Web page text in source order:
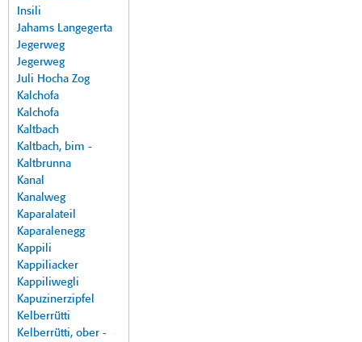
Insili
Jahams Langegerta
Jegerweg
Jegerweg
Juli Hocha Zog
Kalchofa
Kalchofa
Kaltbach
Kaltbach, bim -
Kaltbrunna
Kanal
Kanalweg
Kaparalateil
Kaparalenegg
Kappili
Kappiliacker
Kappiliwegli
Kapuzinerzipfel
Kelberrütti
Kelberrütti, ober -